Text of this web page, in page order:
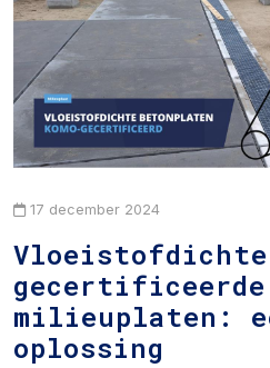
17 december 2024
Vloeistofdichte
gecertificeerde
milieuplaten:
oplossing